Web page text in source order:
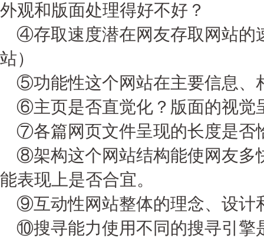
外观和版面处理得好不好？
④存取速度潜在网友存取网站的
站）
⑤功能性这个网站在主要信息、
⑥主页是否直觉化？版面的视觉
⑦各篇网页文件呈现的长度是否
⑧架构这个网站结构能使网友多
能表现上是否合宜。
⑨互动性网站整体的理念、设计
⑩搜寻能力使用不同的搜寻引擎